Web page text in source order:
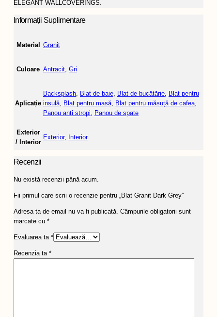
ELEGANT WALLCOVERINGS.
Informații Suplimentare
Material Granit
Culoare Antracit Gri
Aplicație
Backsplash Blat de baie Blat de bucătărie
Blat pentru
insulă
Blat pentru masă Blat pentru măsuță de cafea
Panou anti stropi
Panou de spate
Exterior
/ Interior
Exterior, Interior
Recenzii
Nu există recenzii până acum.
Fii primul care scrii o recenzie pentru „Blat Granit Dark Grey”
Adresa ta de email nu va fi publicată. Câmpurile obligatorii sunt
marcate cu *
Evaluarea ta *
Recenzia ta *